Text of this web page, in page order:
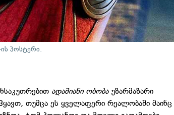
პოსტერი.
ადამიანი ობობაუზარმაზარი
თუმცა ეს ყველაფერი რეალობაში მაინც